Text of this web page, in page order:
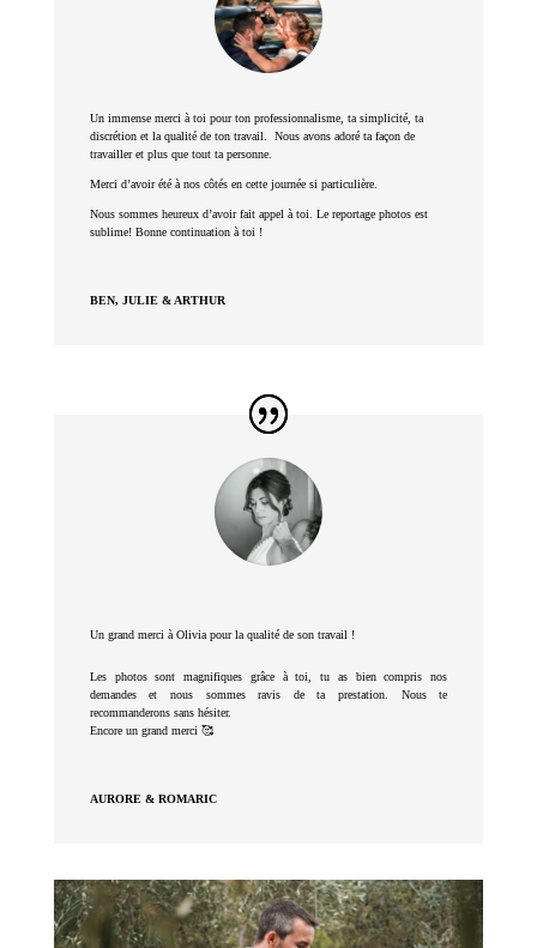
Un immense merci à toi pour ton professionnalisme, ta simplicité, ta
discrétion et la qualité de ton travail. Nous avons adoré ta façon de
travailler et plus que tout ta personne.
Merci d’avoir été à nos côtés en cette journée si particulière.
Nous sommes heureux d’avoir fait appel à toi. Le reportage photos est
sublime! Bonne continuation à toi !
BEN, JULIE & ARTHUR
Un grand merci à Olivia pour la qualité de son travail !
Les photos sont magnifiques grâce à toi, tu as bien compris nos
demandes et nous sommes ravis de ta prestation. Nous te
recommanderons sans hésiter.
Encore un grand merci 🥰
AURORE & ROMARIC